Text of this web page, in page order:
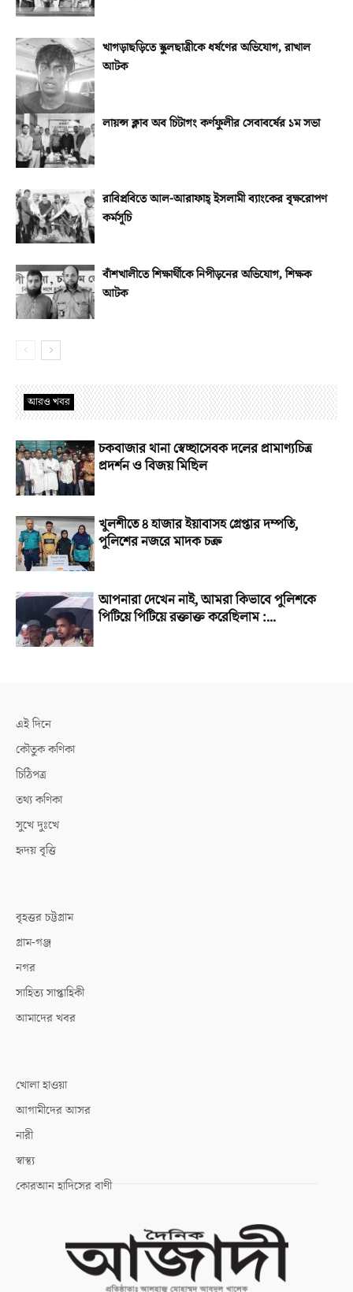
খাগড়াছড়িতে স্কুলছাত্রীকে ধর্ষণের অভিযোগ, রাখাল
আটক
লায়ন্স ক্লাব অব চিটাগং কর্ণফুলীর সেবাবর্ষের ১ম সভা
রাবিপ্রবিতে আল-আরাফাহ্‌ ইসলামী ব্যাংকের বৃক্ষরোপণ
কর্মসূচি
বাঁশখালীতে শিক্ষার্থীকে নিপীড়নের অভিযোগ, শিক্ষক
আটক
আরও খবর
চকবাজার থানা স্বেচ্ছাসেবক দলের প্রামাণ্যচিত্র
প্রদর্শন ও বিজয় মিছিল
খুলশীতে ৪ হাজার ইয়াবাসহ গ্রেপ্তার দম্পতি,
পুলিশের নজরে মাদক চক্র
আপনারা দেখেন নাই, আমরা কিভাবে পুলিশকে
পিটিয়ে পিটিয়ে রক্তাক্ত করেছিলাম :...
এই দিনে
কৌতুক কণিকা
চিঠিপত্র
তথ্য কণিকা
সুখে দুঃখে
হৃদয় বৃত্তি
বৃহত্তর চট্টগ্রাম
গ্রাম-গঞ্জ
নগর
সাহিত্য সাপ্তাহিকী
আমাদের খবর
খোলা হাওয়া
আগামীদের আসর
নারী
স্বাস্থ্য
কোরআন হাদিসের বাণী